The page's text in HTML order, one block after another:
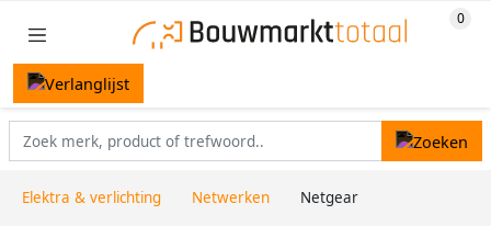
Elektra & verlichting Netwerken Netgear